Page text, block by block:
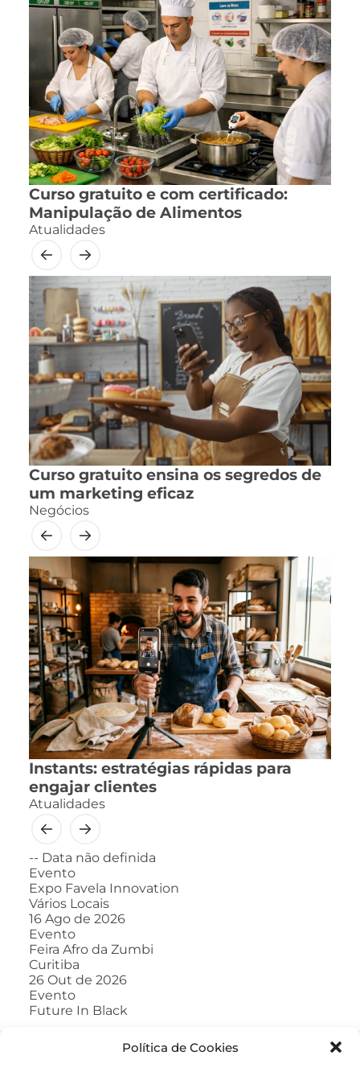
Política de Cookies
Curso gratuito e com certificado:
Manipulação de Alimentos
Atualidades
Curso gratuito ensina os segredos de
um marketing eficaz
Negócios
Instants: estratégias rápidas para
engajar clientes
Atualidades
-- Data não definida
Evento
Expo Favela Innovation
Vários Locais
16 Ago de 2026
Evento
Feira Afro da Zumbi
Curitiba
26 Out de 2026
Evento
Future In Black